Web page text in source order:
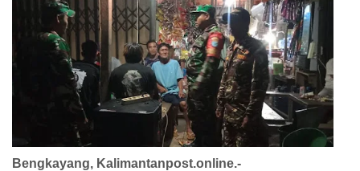
Bengkayang, Kalimantanpost.online.-